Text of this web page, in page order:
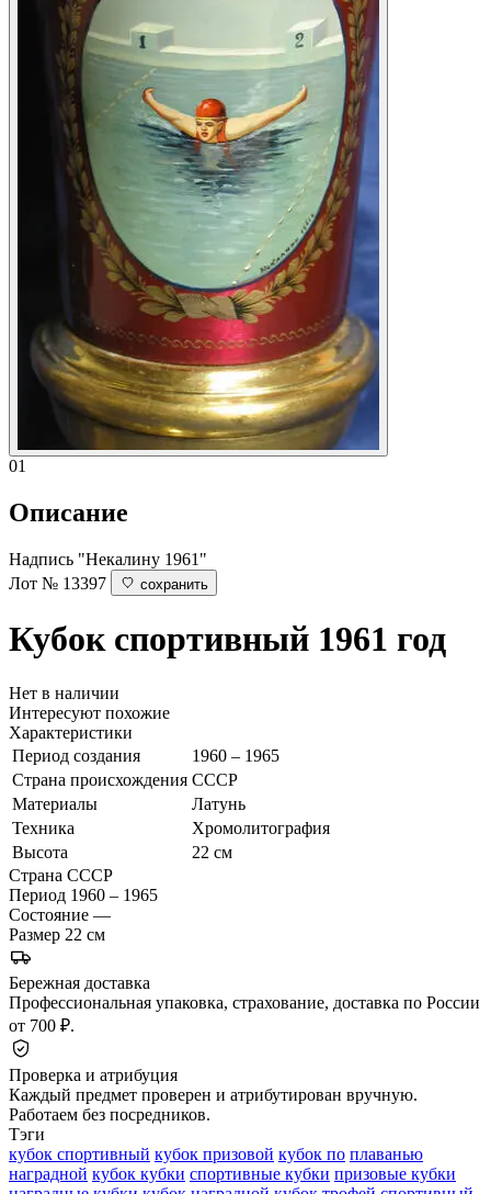
01
Описание
Надпись "Некалину 1961"
Лот № 13397
сохранить
Кубок спортивный 1961 год
Нет в наличии
Интересуют похожие
Характеристики
Период создания
1960 – 1965
Страна происхождения СССР
Материалы
Латунь
Техника
Хромолитография
Высота
22 см
Страна СССР
Период 1960 – 1965
Состояние —
Размер 22 см
Бережная доставка
Профессиональная упаковка, страхование, доставка по России
от 700 ₽.
Проверка и атрибуция
Каждый предмет проверен и атрибутирован вручную.
Работаем без посредников.
Тэги
кубок спортивный кубок призовой кубок по плаванью
наградной кубок кубки спортивные кубки призовые кубки